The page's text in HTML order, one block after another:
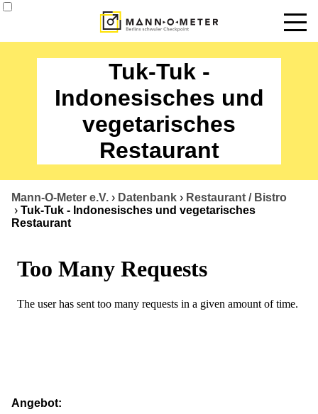
Termine
Angebote
Über uns
Tuk-Tuk -
Indonesisches und
vegetarisches
Restaurant
Mann-O-Meter e.V. › Datenbank › Restaurant / Bistro
› Tuk-Tuk - Indonesisches und vegetarisches
Restaurant
Angebot